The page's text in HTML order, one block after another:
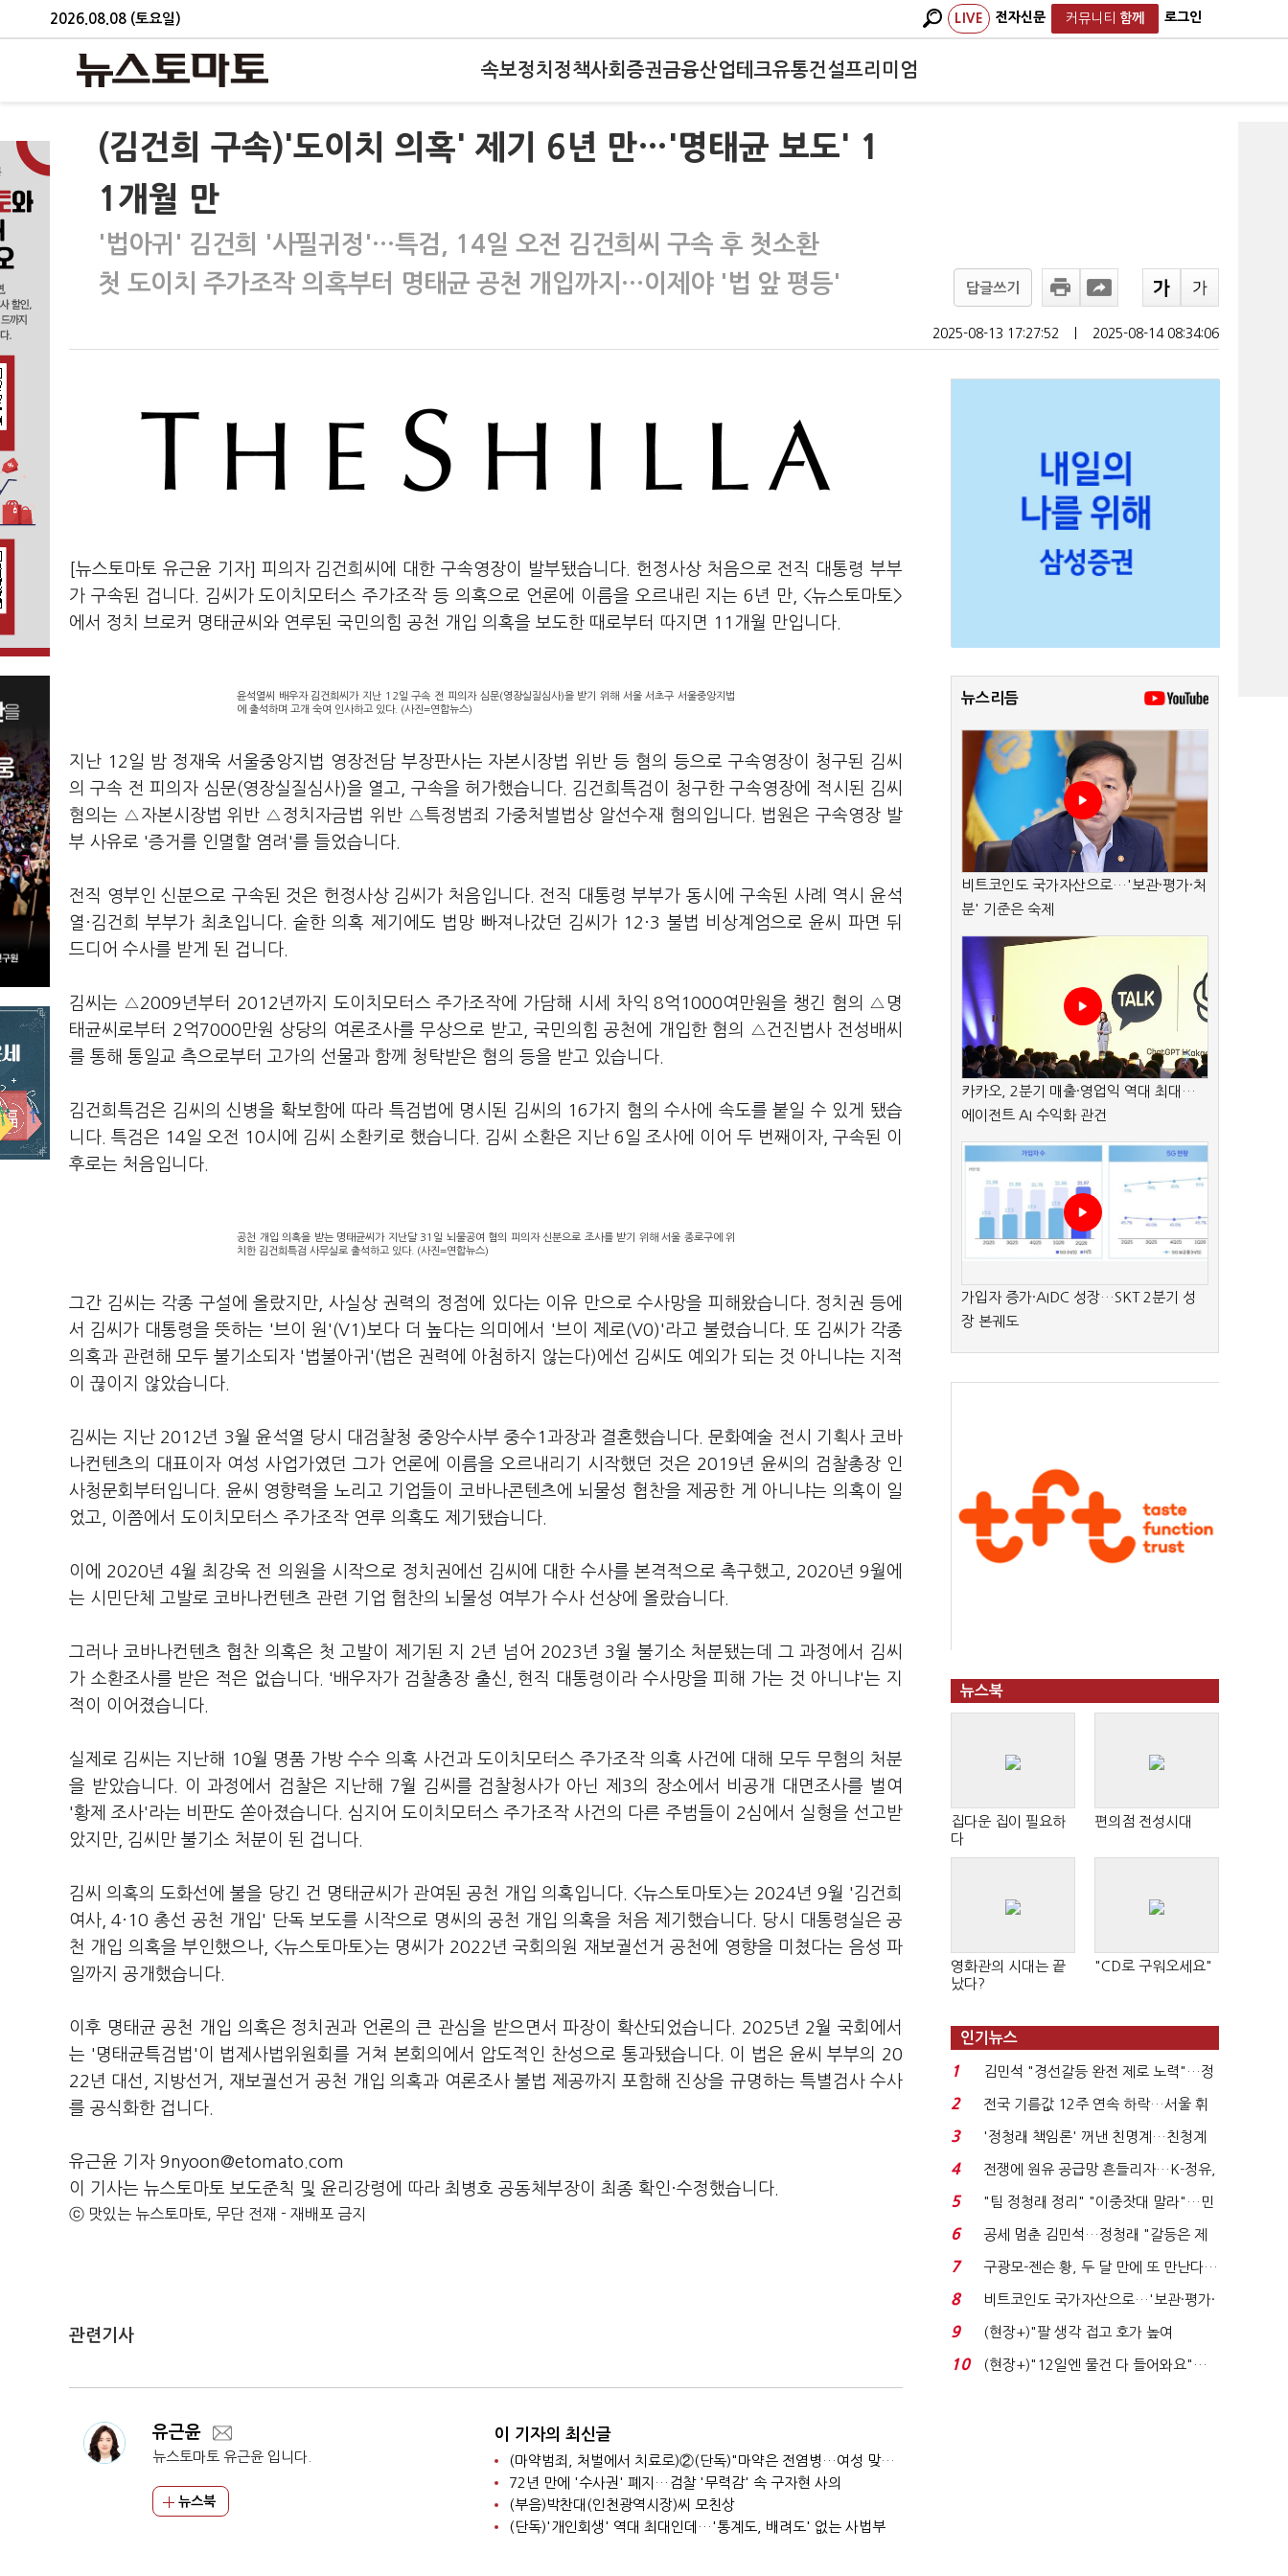
2026.08.08 (토요일) LIVE 전자신문 커뮤니티 함께 로그인
속보정치 정책사회 증권금융산업테크유통건설프리미엄
(김건희 구속)'도이치 의혹' 제기 6년 만…'명태균 보도' 1
1개월 만
'법아귀' 김건희 '사필귀정'…특검, 14일 오전 김건희씨 구속 후 첫소환
첫 도이치 주가조작 의혹부터 명태균 공천 개입까지…이제야 '법 앞 평등'
답글쓰기
2025-08-13 17:27:52 2025-08-14 08:34:06
[뉴스토마토 유근윤 기자] 피의자 김건희씨에 대한 구속영장이 발부됐습니다. 헌정사상 처음으로 전직 대통령 부부
가 구속된 겁니다. 김씨가 도이치모터스 주가조작 등 의혹으로 언론에 이름을 오르내린 지는 6년 만, <뉴스토마토>
에서 정치 브로커 명태균씨와 연루된 국민의힘 공천 개입 의혹을 보도한 때로부터 따지면 11개월 만입니다.
윤석열씨 배우자 김건희씨가 지난 12일 구속 전 피의자 심문(영장실질심사)을 받기 위해 서울 서초구 서울중앙지법
에 출석하며 고개 숙여 인사하고 있다. (사진=연합뉴스)
지난 12일 밤 정재욱 서울중앙지법 영장전담 부장판사는 자본시장법 위반 등 혐의 등으로 구속영장이 청구된 김씨
의 구속 전 피의자 심문(영장실질심사)을 열고, 구속을 허가했습니다. 김건희특검이 청구한 구속영장에 적시된 김씨
혐의는 △자본시장법 위반 △정치자금법 위반 △특정범죄 가중처벌법상 알선수재 혐의입니다. 법원은 구속영장 발
부 사유로 '증거를 인멸할 염려'를 들었습니다.
전직 영부인 신분으로 구속된 것은 헌정사상 김씨가 처음입니다. 전직 대통령 부부가 동시에 구속된 사례 역시 윤석
열·김건희 부부가 최초입니다. 숱한 의혹 제기에도 법망 빠져나갔던 김씨가 12·3 불법 비상계엄으로 윤씨 파면 뒤
드디어 수사를 받게 된 겁니다.
김씨는 △2009년부터 2012년까지 도이치모터스 주가조작에 가담해 시세 차익 8억1000여만원을 챙긴 혐의 △명
태균씨로부터 2억7000만원 상당의 여론조사를 무상으로 받고, 국민의힘 공천에 개입한 혐의 △건진법사 전성배씨
를 통해 통일교 측으로부터 고가의 선물과 함께 청탁받은 혐의 등을 받고 있습니다.
김건희특검은 김씨의 신병을 확보함에 따라 특검법에 명시된 김씨의 16가지 혐의 수사에 속도를 붙일 수 있게 됐습
니다. 특검은 14일 오전 10시에 김씨 소환키로 했습니다. 김씨 소환은 지난 6일 조사에 이어 두 번째이자, 구속된 이
후로는 처음입니다.
공천 개입 의혹을 받는 명태균씨가 지난달 31일 뇌물공여 혐의 피의자 신분으로 조사를 받기 위해 서울 종로구에 위
치한 김건희특검 사무실로 출석하고 있다. (사진=연합뉴스)
그간 김씨는 각종 구설에 올랐지만, 사실상 권력의 정점에 있다는 이유 만으로 수사망을 피해왔습니다. 정치권 등에
서 김씨가 대통령을 뜻하는 '브이 원'(V1)보다 더 높다는 의미에서 '브이 제로(V0)'라고 불렸습니다. 또 김씨가 각종
의혹과 관련해 모두 불기소되자 '법불아귀'(법은 권력에 아첨하지 않는다)에선 김씨도 예외가 되는 것 아니냐는 지적
이 끊이지 않았습니다.
김씨는 지난 2012년 3월 윤석열 당시 대검찰청 중앙수사부 중수1과장과 결혼했습니다. 문화예술 전시 기획사 코바
나컨텐츠의 대표이자 여성 사업가였던 그가 언론에 이름을 오르내리기 시작했던 것은 2019년 윤씨의 검찰총장 인
사청문회부터입니다. 윤씨 영향력을 노리고 기업들이 코바나콘텐츠에 뇌물성 협찬을 제공한 게 아니냐는 의혹이 일
었고, 이쯤에서 도이치모터스 주가조작 연루 의혹도 제기됐습니다.
이에 2020년 4월 최강욱 전 의원을 시작으로 정치권에선 김씨에 대한 수사를 본격적으로 촉구했고, 2020년 9월에
는 시민단체 고발로 코바나컨텐츠 관련 기업 협찬의 뇌물성 여부가 수사 선상에 올랐습니다.
그러나 코바나컨텐츠 협찬 의혹은 첫 고발이 제기된 지 2년 넘어 2023년 3월 불기소 처분됐는데 그 과정에서 김씨
가 소환조사를 받은 적은 없습니다. '배우자가 검찰총장 출신, 현직 대통령이라 수사망을 피해 가는 것 아니냐'는 지
적이 이어졌습니다.
실제로 김씨는 지난해 10월 명품 가방 수수 의혹 사건과 도이치모터스 주가조작 의혹 사건에 대해 모두 무혐의 처분
을 받았습니다. 이 과정에서 검찰은 지난해 7월 김씨를 검찰청사가 아닌 제3의 장소에서 비공개 대면조사를 벌여
'황제 조사'라는 비판도 쏟아졌습니다. 심지어 도이치모터스 주가조작 사건의 다른 주범들이 2심에서 실형을 선고받
았지만, 김씨만 불기소 처분이 된 겁니다.
김씨 의혹의 도화선에 불을 당긴 건 명태균씨가 관여된 공천 개입 의혹입니다. <뉴스토마토>는 2024년 9월 '김건희
여사, 4·10 총선 공천 개입' 단독 보도를 시작으로 명씨의 공천 개입 의혹을 처음 제기했습니다. 당시 대통령실은 공
천 개입 의혹을 부인했으나, <뉴스토마토>는 명씨가 2022년 국회의원 재보궐선거 공천에 영향을 미쳤다는 음성 파
일까지 공개했습니다.
이후 명태균 공천 개입 의혹은 정치권과 언론의 큰 관심을 받으면서 파장이 확산되었습니다. 2025년 2월 국회에서
는 '명태균특검법'이 법제사법위원회를 거쳐 본회의에서 압도적인 찬성으로 통과됐습니다. 이 법은 윤씨 부부의 20
22년 대선, 지방선거, 재보궐선거 공천 개입 의혹과 여론조사 불법 제공까지 포함해 진상을 규명하는 특별검사 수사
를 공식화한 겁니다.
유근윤 기자 9nyoon@etomato.com
이 기사는 뉴스토마토 보도준칙 및 윤리강령에 따라 최병호 공동체부장이 최종 확인·수정했습니다.
ⓒ 맛있는 뉴스토마토, 무단 전재 - 재배포 금지
관련기사
유근윤
뉴스토마토 유근윤 입니다.
뉴스북
이 기자의 최신글
(마약범죄, 처벌에서 치료로)②(단독)"마약은 전염병…여성 맞춤형 재활과정 개발 중"
72년 만에 '수사권' 폐지…검찰 '무력감' 속 구자현 사의
(부음)박찬대(인천광역시장)씨 모친상
(단독)'개인회생' 역대 최대인데…'통계도, 배려도' 없는 사법부
뉴스리듬
비트코인도 국가자산으로…'보관·평가·처
분' 기준은 숙제
카카오, 2분기 매출·영업익 역대 최대…
에이전트 AI 수익화 관건
가입자 증가·AIDC 성장…SKT 2분기 성
장 본궤도
뉴스북
집다운 집이 필요하
다
편의점 전성시대
영화관의 시대는 끝
났다?
"CD로 구워오세요"
인기뉴스
1
김민석 "경선갈등 완전 제로 노력"…정
청래 "반명 공세 사...
2
전국 기름값 12주 연속 하락…서울 휘
발윳값 1909원...
3
'정청래 책임론' 꺼낸 친명계…친청계
는 추가투표 때리기...
4
전쟁에 원유 공급망 흔들리자…K-정유,
에너지안보 핵심...
5
"팀 정청래 정리" "이중잣대 말라"…민
주 최고위원 계파 다...
6
공세 멈춘 김민석…정청래 "갈등은 제
가 수습"
7
구광모-젠슨 황, 두 달 만에 또 만난다…
로봇·AI 등 논...
8
비트코인도 국가자산으로…'보관·평가·
처분' 기준은 ...
9
(현장+)"팔 생각 접고 호가 높여
요"…'덜 똘똘한 한 채' 20...
10
(현장+)"12일엔 물건 다 들어와요"…